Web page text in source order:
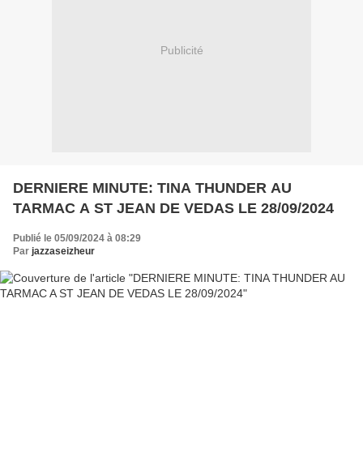
Publicité
DERNIERE MINUTE: TINA THUNDER AU
TARMAC A ST JEAN DE VEDAS LE 28/09/2024
Publié le 05/09/2024 à 08:29
Par jazzaseizheur